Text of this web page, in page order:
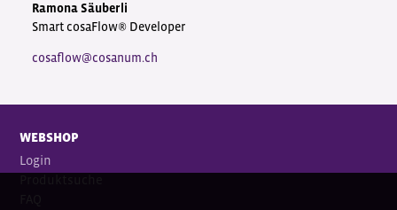
Ramona Säuberli
Smart cosaFlow® Developer
cosaflow@cosanum.ch
WEBSHOP
Login